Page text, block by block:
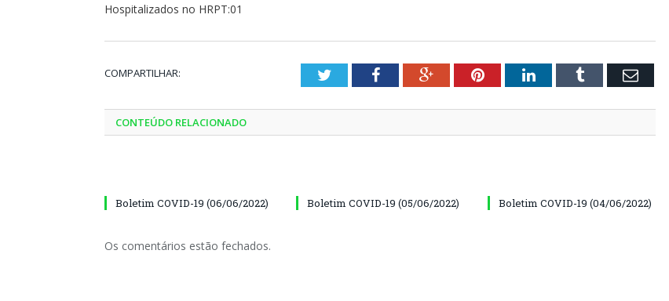
Hospitalizados no HRPT:01
COMPARTILHAR: TwitterFacebookGoogle+PinterestLinkedInTumblr Email
CONTEÚDO RELACIONADO
Boletim COVID-19 (06/06/2022) Boletim COVID-19 (05/06/2022) Boletim COVID-19 (04/06/2022)
Os comentários estão fechados.